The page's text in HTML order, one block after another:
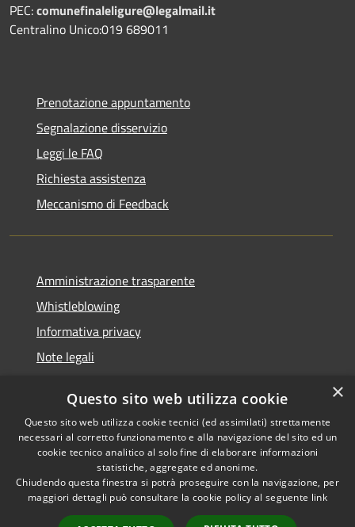
PEC:comunefinaleligure@legalmail.it
Centralino Unico:019 689011
Prenotazione appuntamento
Segnalazione disservizio
Leggi le FAQ
Richiesta assistenza
Meccanismo di Feedback
Amministrazione trasparente
Whistleblowing
Informativa privacy
Note legali
Segnalazioni di inaccessibilità
RSS
Accessibilità
Copyright © 2026 • Comune di
Finale Ligure • Powered by
×
Questo sito web utilizza cookie
Questo sito web utilizza cookie tecnici (ed assimilati) strettamente
necessari al corretto funzionamento e alla navigazione del sito ed un
cookie tecnico analitico al solo fine di elaborare informazioni
statistiche, aggregate ed anonime.
Chiudendo questa finestra si potrà proseguire con la navigazione, per
maggiori dettagli può consultare la cookie policy al seguente link